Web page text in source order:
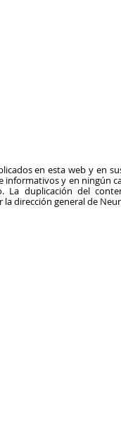
en esta web y en
informativos y en ningún
La duplicación del
dirección general de